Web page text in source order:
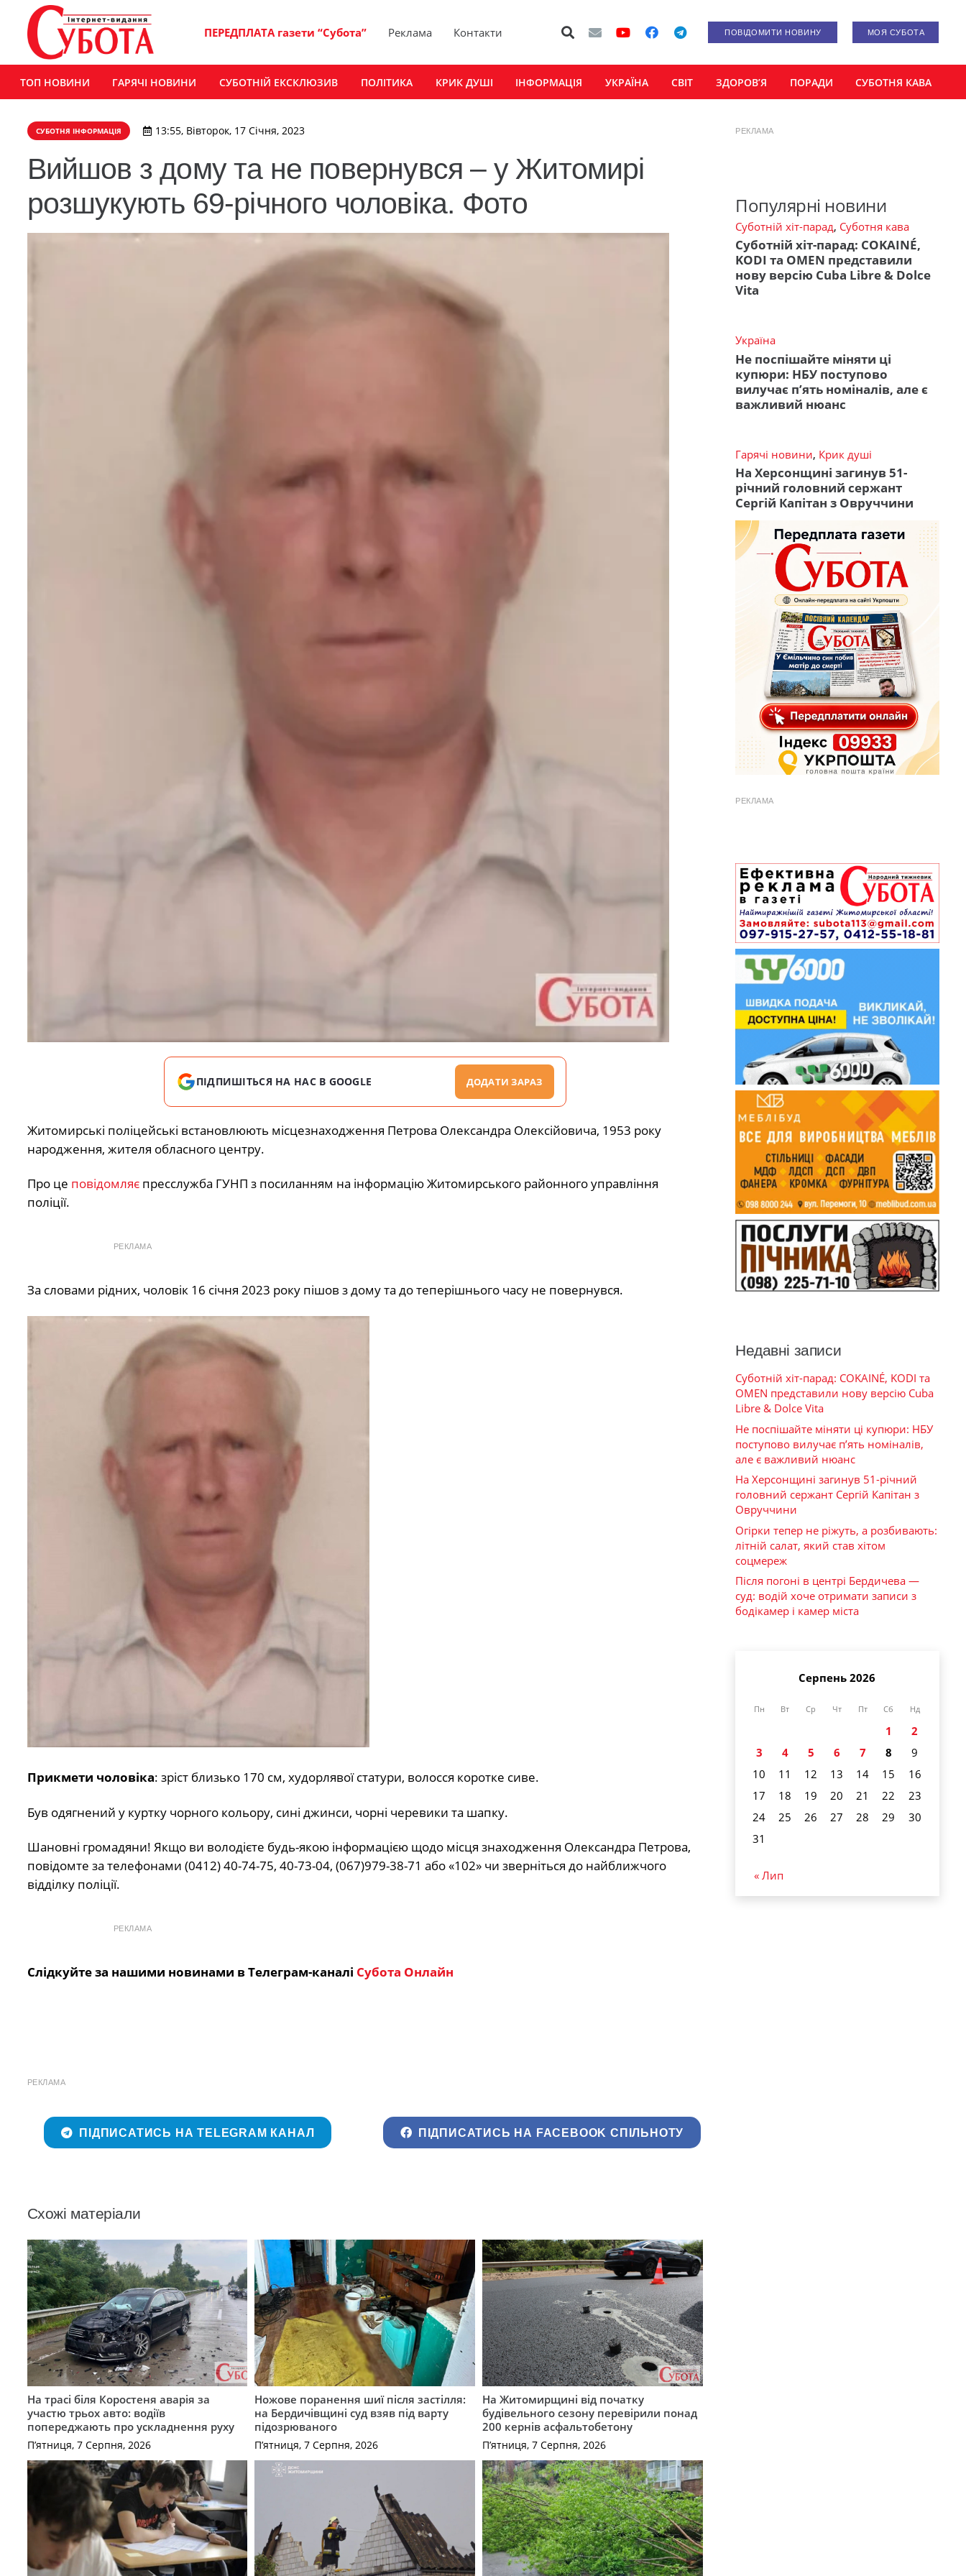
ПЕРЕДПЛАТА газети “Субота” Реклама Контакти ПОВІДОМИТИ НОВИНУ МОЯ СУБОТА
ТОП НОВИНИ ГАРЯЧІ НОВИНИ СУБОТНІЙ ЕКСКЛЮЗИВ ПОЛІТИКА КРИК ДУШІ ІНФОРМАЦІЯ УКРАЇНА СВІТ ЗДОРОВ’Я ПОРАДИ СУБОТНЯ КАВА
СУБОТНЯ ІНФОРМАЦІЯ 13:55, Вівторок, 17 Січня, 2023
Вийшов з дому та не повернувся – у Житомирі
розшукують 69-річного чоловіка. Фото
ПІДПИШІТЬСЯ НА НАС В GOOGLE ДОДАТИ ЗАРАЗ
Житомирські поліцейські встановлюють місцезнаходження Петрова Олександра Олексійовича, 1953 року
народження, жителя обласного центру.
Про це повідомляєпресслужба ГУНП з посиланням на інформацію Житомирського районного управління
поліції.
РЕКЛАМА
За словами рідних, чоловік 16 січня 2023 року пішов з дому та до теперішнього часу не повернувся.
Прикмети чоловіка: зріст близько 170 см, худорлявої статури, волосся коротке сиве.
Був одягнений у куртку чорного кольору, сині джинси, чорні черевики та шапку.
Шановні громадяни! Якщо ви володієте будь-якою інформацією щодо місця знаходження Олександра Петрова,
повідомте за телефонами (0412) 40-74-75, 40-73-04, (067)979-38-71 або «102» чи зверніться до найближчого
відділку поліції.
РЕКЛАМА
Слідкуйте за нашими новинами в Телеграм-каналі Субота Онлайн
РЕКЛАМА
ПІДПИСАТИСЬ НА TELEGRAM КАНАЛ ПІДПИСАТИСЬ НА FACEBOOK СПІЛЬНОТУ
Схожі матеріали
На трасі біля Коростеня аварія за
участю трьох авто: водіїв
попереджають про ускладнення руху
П’ятниця, 7 Серпня, 2026
Ножове поранення шиї після застілля:
на Бердичівщині суд взяв під варту
підозрюваного
П’ятниця, 7 Серпня, 2026
На Житомирщині від початку
будівельного сезону перевірили понад
200 кернів асфальтобетону
П’ятниця, 7 Серпня, 2026
РЕКЛАМА
Популярні новини
Суботній хіт-парад, Суботня кава
Суботній хіт-парад: COKAINÉ,
KODI та OMEN представили
нову версію Cuba Libre & Dolce
Vita
Україна
Не поспішайте міняти ці
купюри: НБУ поступово
вилучає п’ять номіналів, але є
важливий нюанс
Гарячі новини, Крик душі
На Херсонщині загинув 51-
річний головний сержант
Сергій Капітан з Овруччини
РЕКЛАМА
Недавні записи
Суботній хіт-парад: COKAINÉ, KODI та
OMEN представили нову версію Cuba
Libre & Dolce Vita
Не поспішайте міняти ці купюри: НБУ
поступово вилучає п’ять номіналів,
але є важливий нюанс
На Херсонщині загинув 51-річний
головний сержант Сергій Капітан з
Овруччини
Огірки тепер не ріжуть, а розбивають:
літній салат, який став хітом
соцмереж
Після погоні в центрі Бердичева —
суд: водій хоче отримати записи з
бодікамер і камер міста
Серпень 2026
Пн Вт Ср Чт Пт Сб Нд
1
2
3
4 5 6 7 8
9
10
11 12 13 14 15
16
17
18 19 20 21 22
23
24
25 26 27 28 29
30
31
« Лип